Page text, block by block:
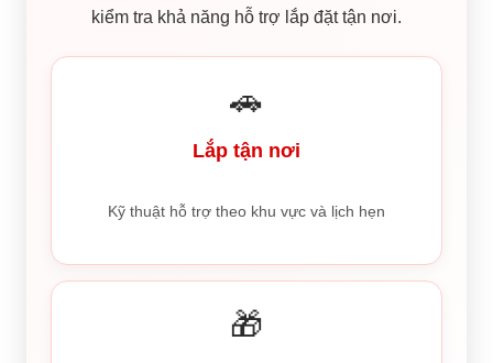
kiểm tra khả năng hỗ trợ lắp đặt tận nơi.
🚗
Lắp tận nơi
Kỹ thuật hỗ trợ theo khu vực và lịch hẹn
🎁